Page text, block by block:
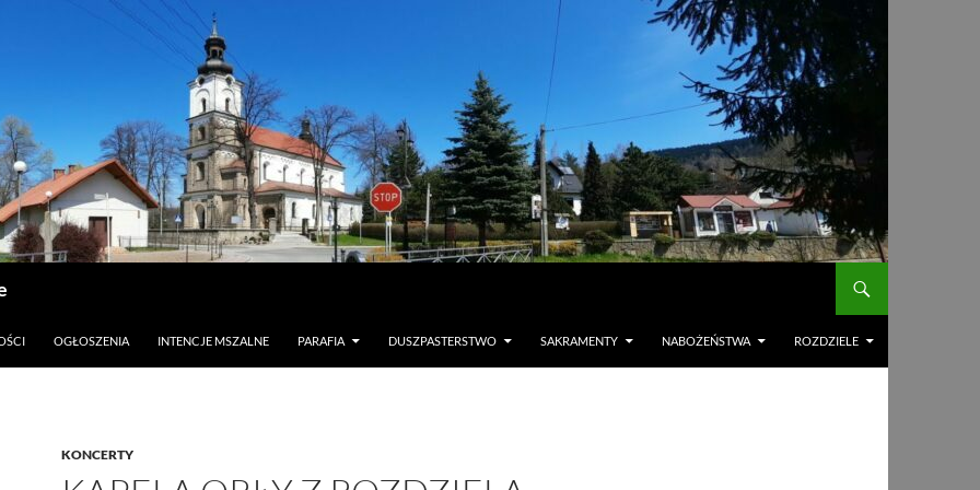
OGŁOSZENIA INTENCJE MSZALNE PARAFIA DUSZPASTERSTWO SAKRAMENTY NABOŻEŃSTWA ROZDZIELE
KONCERTY